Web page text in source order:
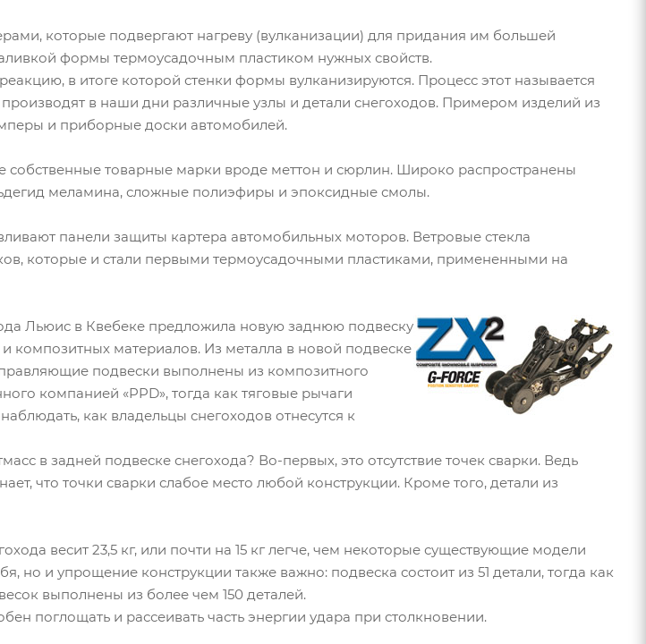
которые подвергают нагреву (вулканизации) для придания им большей
формы термоусадочным пластиком нужных свойств.
в итоге которой стенки формы вулканизируются. Процесс этот называется
в наши дни различные узлы и детали снегоходов. Примером изделий из
и приборные доски автомобилей.
собственные товарные марки вроде меттон и сюрлин. Широко распространены
меламина, сложные полиэфиры и эпоксидные смолы.
панели защиты картера автомобильных моторов. Ветровые стекла
которые и стали первыми термоусадочными пластиками, примененными на
Льюис в Квебеке предложила новую заднюю подвеску
композитных материалов. Из металла в новой подвеске
подвески выполнены из композитного
компанией «PPD», тогда как тяговые рычаги
как владельцы снегоходов отнесутся к
в задней подвеске снегохода? Во-первых, это отсутствие точек сварки. Ведь
что точки сварки слабое место любой конструкции. Кроме того, детали из
весит 23,5 кг, или почти на 15 кг легче, чем некоторые существующие модели
но и упрощение конструкции также важно: подвеска состоит из 51 детали, тогда как
выполнены из более чем 150 деталей.
поглощать и рассеивать часть энергии удара при столкновении.